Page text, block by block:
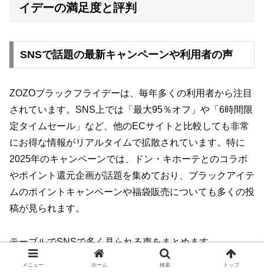
イデーの満足度と評判
SNSで話題の最新キャンペーンや利用者の声
ZOZOブラックフライデーは、毎年多くの利用者から注目
されています。SNS上では「最大95％オフ」や「6時間限
定タイムセール」など、他のECサイトと比較しても非常
にお得な情報がリアルタイムで拡散されています。特に
2025年のキャンペーンでは、ドン・キホーテとのコラボ
やポイント還元企画が話題を集めており、ブラックアイテ
ムのポイントキャンペーンや福袋販売についても多くの投
稿が見られます。
テーブルでSNSで多く見られる声をまとめます。
メニュー ホーム 検索 トップ